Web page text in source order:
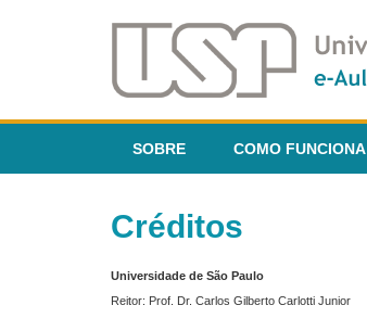
SOBRE COMO FUNCIONA
Créditos
Universidade de São Paulo
Reitor: Prof. Dr. Carlos Gilberto Carlotti Junior